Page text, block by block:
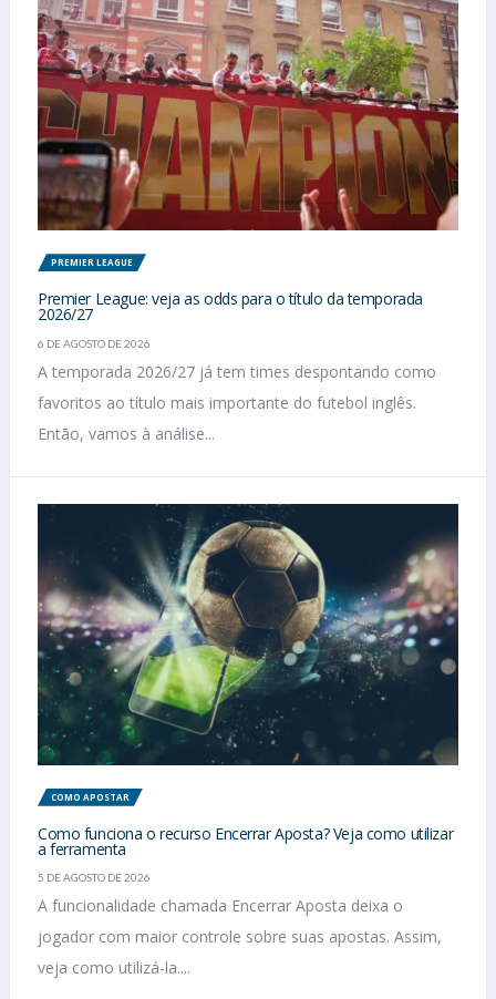
PREMIER LEAGUE
Premier League: veja as odds para o título da temporada
2026/27
6 DE AGOSTO DE 2026
A temporada 2026/27 já tem times despontando como
favoritos ao título mais importante do futebol inglês.
Então, vamos à análise...
COMO APOSTAR
Como funciona o recurso Encerrar Aposta? Veja como utilizar
a ferramenta
5 DE AGOSTO DE 2026
A funcionalidade chamada Encerrar Aposta deixa o
jogador com maior controle sobre suas apostas. Assim,
veja como utilizá-la....